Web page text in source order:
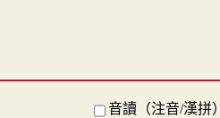
音讀（注音/漢拼）